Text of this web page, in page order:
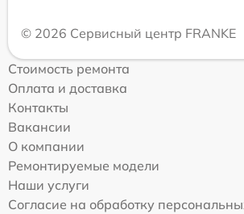
© 2026 Сервисный центр FRANKE
Стоимость ремонта
Оплата и доставка
Контакты
Вакансии
О компании
Ремонтируемые модели
Наши услуги
Согласие на обработку